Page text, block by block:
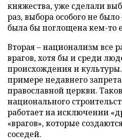
княжества, уже сделали
раз, выбора особого не
была бы поглощена кем-то
Вторая – национализм все
врагов, хотя бы и среди
происхождения и
примере недавнего
православной церкви.
национального
работает на исключении
«врагов», которые
соседей.